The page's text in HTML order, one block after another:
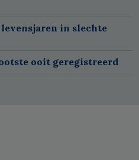
in slechte
ooit geregistreerd